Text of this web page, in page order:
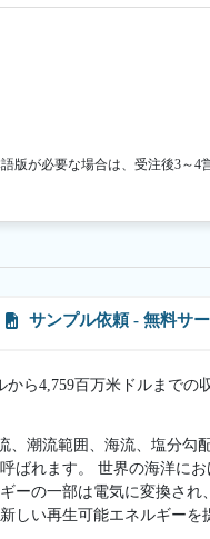
版が必要な場合は、受注後3～4
サンプル依頼 - 無料サ
ら4,759百万米ドルまでの
潮流範囲、海流、塩分勾
ばれます。 世界の海洋に
ーの一部は電気に変換され
しい再生可能エネルギーを